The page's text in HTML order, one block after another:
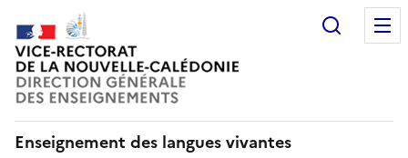
Enseignement des langues vivantes